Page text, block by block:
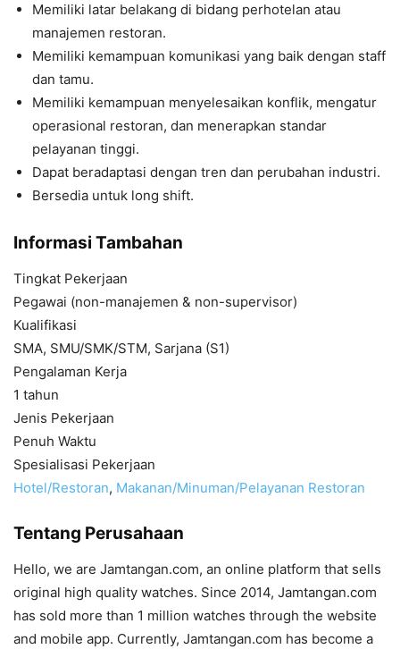
Memiliki latar belakang di bidang perhotelan atau
manajemen restoran.
Memiliki kemampuan komunikasi yang baik dengan staff
dan tamu.
Memiliki kemampuan menyelesaikan konflik, mengatur
operasional restoran, dan menerapkan standar
pelayanan tinggi.
Dapat beradaptasi dengan tren dan perubahan industri.
Bersedia untuk long shift.
Informasi Tambahan
Tingkat Pekerjaan
Pegawai (non-manajemen & non-supervisor)
Kualifikasi
SMA, SMU/SMK/STM, Sarjana (S1)
Pengalaman Kerja
1 tahun
Jenis Pekerjaan
Penuh Waktu
Spesialisasi Pekerjaan
Hotel/Restoran, Makanan/Minuman/Pelayanan Restoran
Tentang Perusahaan
Hello, we are Jamtangan.com, an online platform that sells
original high quality watches. Since 2014, Jamtangan.com
has sold more than 1 million watches through the website
and mobile app. Currently, Jamtangan.com has become a